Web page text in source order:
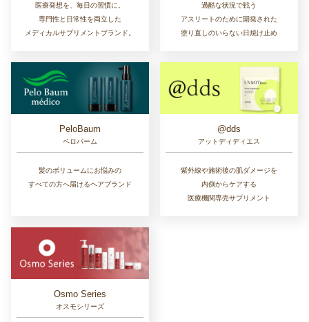
医療発想を、毎日の習慣に。
専門性と日常性を両立した
メディカルサプリメントブランド。
過酷な状況で戦う
アスリートのために開発された
塗り直しのいらない日焼け止め
PeloBaum
ペロバーム
髪のボリュームにお悩みの
すべての方へ届けるヘアブランド
@dds
アットディディエス
紫外線や施術後の肌ダメージを
内側からケアする
医療機関専売サプリメント
Osmo Series
オスモシリーズ